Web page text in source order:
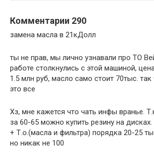
Комментарии 290
замена масла в 21кДолл
ты не прав, мы лично узнавали про ТО
работе столкнулись с этой машиной,
1.5 млн руб, масло само стоит 70тыс. так
это все
Хз, мне кажется что чать инфы вранье.
за 60-65 можно купить резину на дисках.
+ Т.о.(масла и фильтра) порядка 20-25
но никак не 100